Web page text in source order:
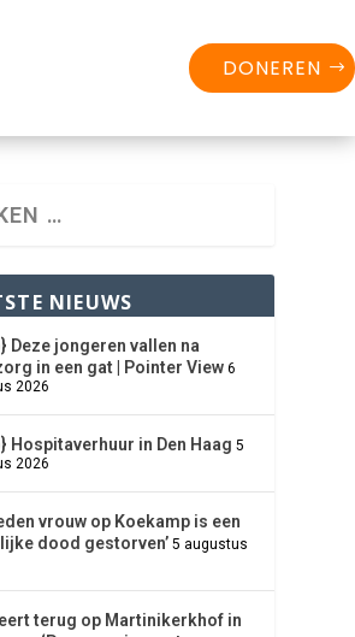
DONEREN
NIEUWS
Deze jongeren vallen na
in een gat | Pointer View 6
2026
Hospitaverhuur in Den Haag 5
2026
vrouw op Koekamp is een
dood gestorven’ 5 augustus
terug op Martinikerkhof in